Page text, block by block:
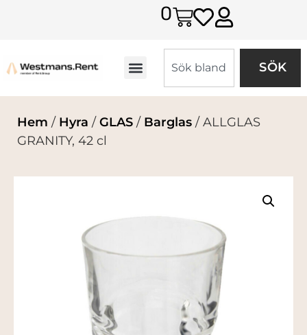
0
SÖK
Hem / Hyra / GLAS / Barglas / ALLGLAS
GRANITY, 42 cl